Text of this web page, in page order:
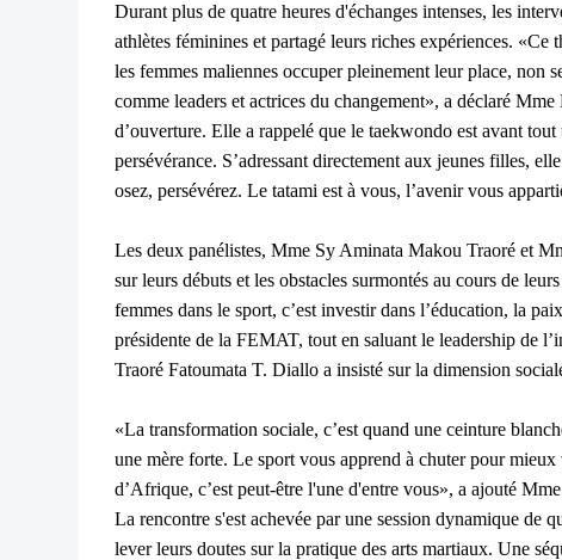
Durant plus de quatre heures d'échanges intenses, les
athlètes féminines et partagé leurs riches expériences.
les femmes maliennes occuper pleinement leur place, non
comme leaders et actrices du changement», a déclaré
d’ouverture. Elle a rappelé que le taekwondo est avant
persévérance. S’adressant directement aux jeunes filles,
osez, persévérez. Le tatami est à vous, l’avenir vous
Les deux panélistes, Mme Sy Aminata Makou Traoré et
sur leurs débuts et les obstacles surmontés au cours de
femmes dans le sport, c’est investir dans l’éducation, la
présidente de la FEMAT, tout en saluant le leadership de
Traoré Fatoumata T. Diallo a insisté sur la dimension
«La transformation sociale, c’est quand une ceinture
une mère forte. Le sport vous apprend à chuter pour
d’Afrique, c’est peut-être l'une d'entre vous», a ajouté
La rencontre s'est achevée par une session dynamique de
lever leurs doutes sur la pratique des arts martiaux. Une